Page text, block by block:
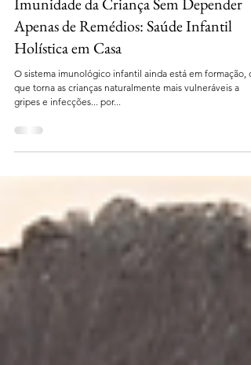
Como Fortalecer Naturalmente a
Imunidade da Criança Sem Depender
Apenas de Remédios: Saúde Infantil
Holística em Casa
O sistema imunológico infantil ainda está em formação, o
gripes e infecções... por...